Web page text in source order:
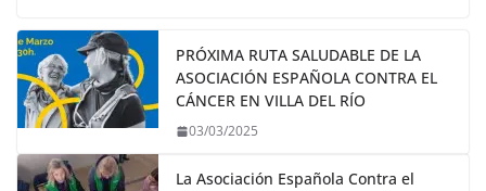
PRÓXIMA RUTA SALUDABLE DE LA
ASOCIACIÓN ESPAÑOLA CONTRA EL
CÁNCER EN VILLA DEL RÍO
03/03/2025
La Asociación Española Contra el